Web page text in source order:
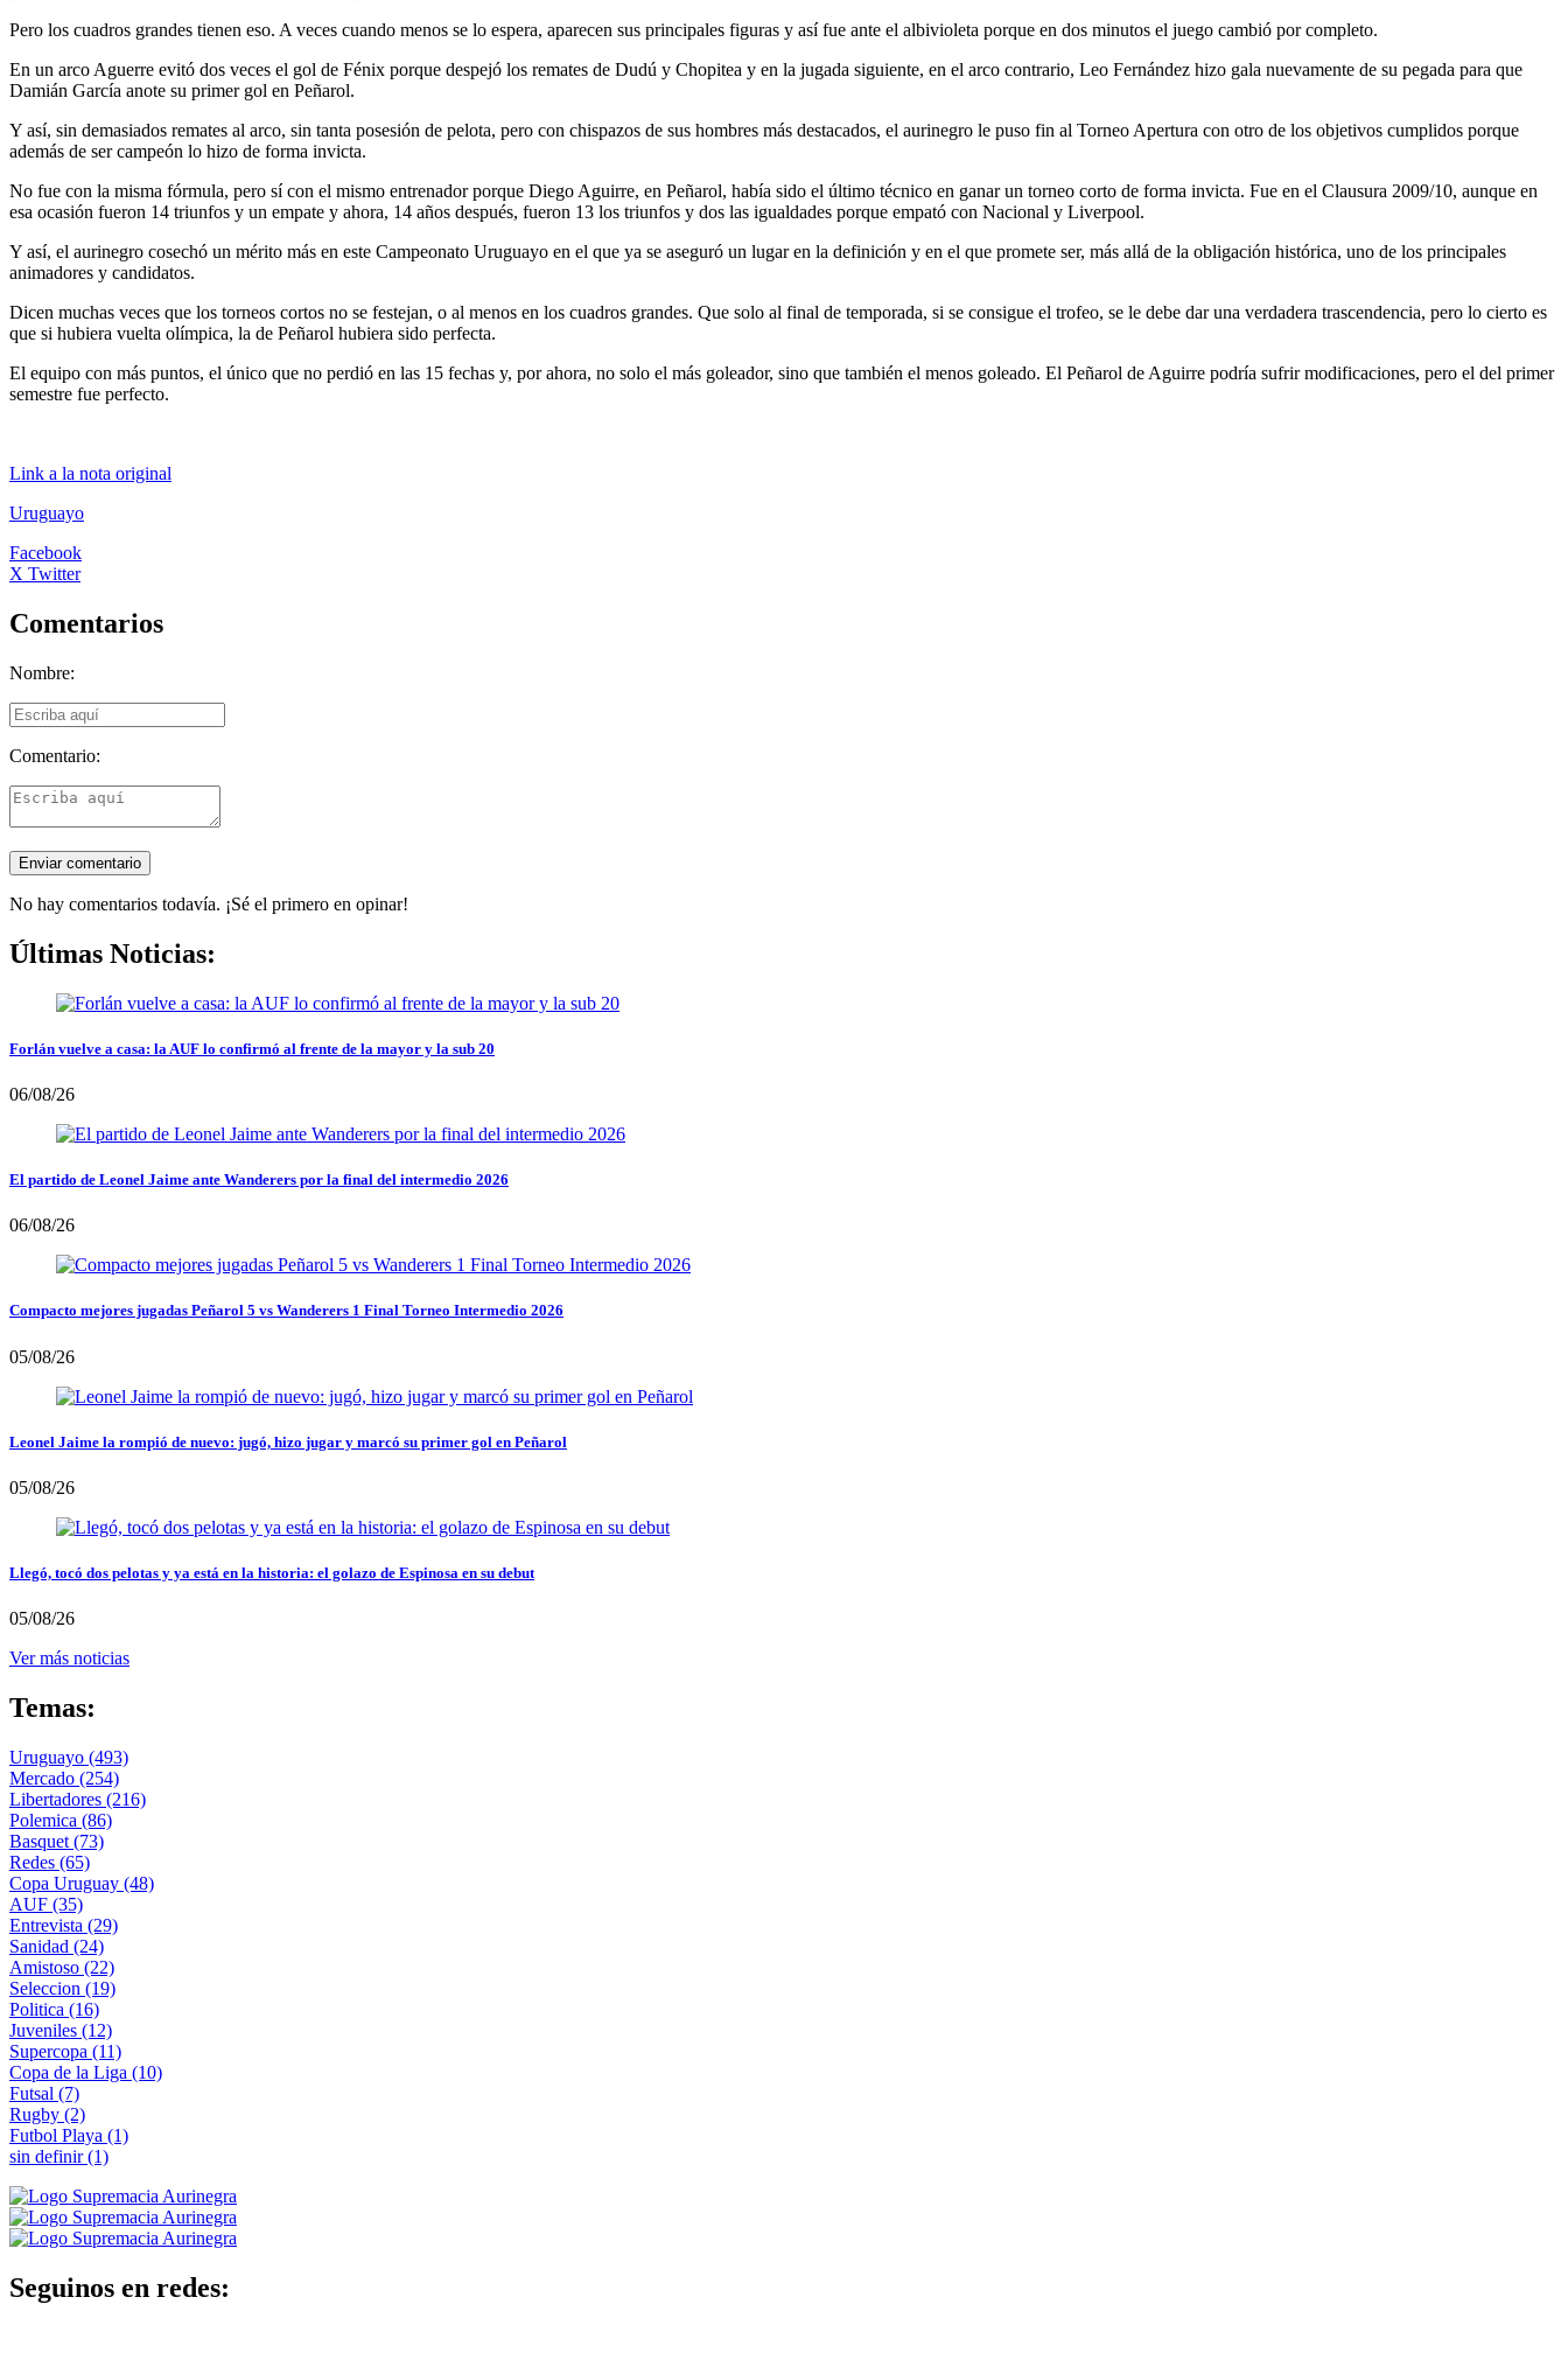
Pero los cuadros grandes tienen eso. A veces cuando menos se lo espera, aparecen sus principales figuras y así fue ante el albivioleta porque en dos minutos el juego cambió por completo.
En un arco Aguerre evitó dos veces el gol de Fénix porque despejó los remates de Dudú y Chopitea y en la jugada siguiente, en el arco contrario, Leo Fernández hizo gala nuevamente de su pegada para que
Damián García anote su primer gol en Peñarol.
Y así, sin demasiados remates al arco, sin tanta posesión de pelota, pero con chispazos de sus hombres más destacados, el aurinegro le puso fin al Torneo Apertura con otro de los objetivos cumplidos porque
además de ser campeón lo hizo de forma invicta.
No fue con la misma fórmula, pero sí con el mismo entrenador porque Diego Aguirre, en Peñarol, había sido el último técnico en ganar un torneo corto de forma invicta. Fue en el Clausura 2009/10, aunque en
esa ocasión fueron 14 triunfos y un empate y ahora, 14 años después, fueron 13 los triunfos y dos las igualdades porque empató con Nacional y Liverpool.
Y así, el aurinegro cosechó un mérito más en este Campeonato Uruguayo en el que ya se aseguró un lugar en la definición y en el que promete ser, más allá de la obligación histórica, uno de los principales
animadores y candidatos.
Dicen muchas veces que los torneos cortos no se festejan, o al menos en los cuadros grandes. Que solo al final de temporada, si se consigue el trofeo, se le debe dar una verdadera trascendencia, pero lo cierto es
que si hubiera vuelta olímpica, la de Peñarol hubiera sido perfecta.
El equipo con más puntos, el único que no perdió en las 15 fechas y, por ahora, no solo el más goleador, sino que también el menos goleado. El Peñarol de Aguirre podría sufrir modificaciones, pero el del primer
semestre fue perfecto.
Link a la nota original
Uruguayo
Facebook
X Twitter
Comentarios
Nombre:
Comentario:
No hay comentarios todavía. ¡Sé el primero en opinar!
Últimas Noticias:
Forlán vuelve a casa: la AUF lo confirmó al frente de la mayor y la sub 20
06/08/26
El partido de Leonel Jaime ante Wanderers por la final del intermedio 2026
06/08/26
Compacto mejores jugadas Peñarol 5 vs Wanderers 1 Final Torneo Intermedio 2026
05/08/26
Leonel Jaime la rompió de nuevo: jugó, hizo jugar y marcó su primer gol en Peñarol
05/08/26
Llegó, tocó dos pelotas y ya está en la historia: el golazo de Espinosa en su debut
05/08/26
Ver más noticias
Temas:
Uruguayo (493)
Mercado (254)
Libertadores (216)
Polemica (86)
Basquet (73)
Redes (65)
Copa Uruguay (48)
AUF (35)
Entrevista (29)
Sanidad (24)
Amistoso (22)
Seleccion (19)
Politica (16)
Juveniles (12)
Supercopa (11)
Copa de la Liga (10)
Futsal (7)
Rugby (2)
Futbol Playa (1)
sin definir(1)
Seguinos en redes: